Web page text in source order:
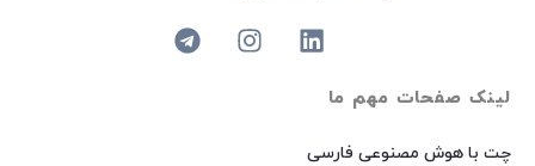
لینک صفحات مهم ما
چت با هوش مصنوعی فارسی